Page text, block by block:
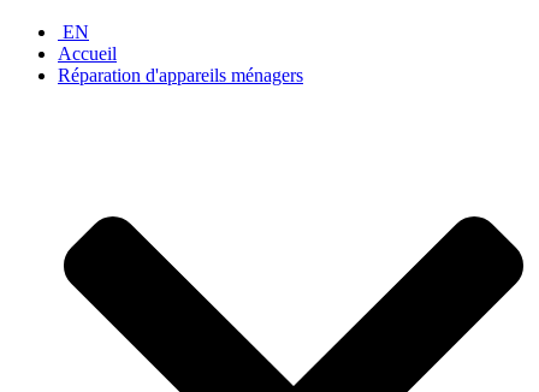
EN
Accueil
Réparation d'appareils ménagers